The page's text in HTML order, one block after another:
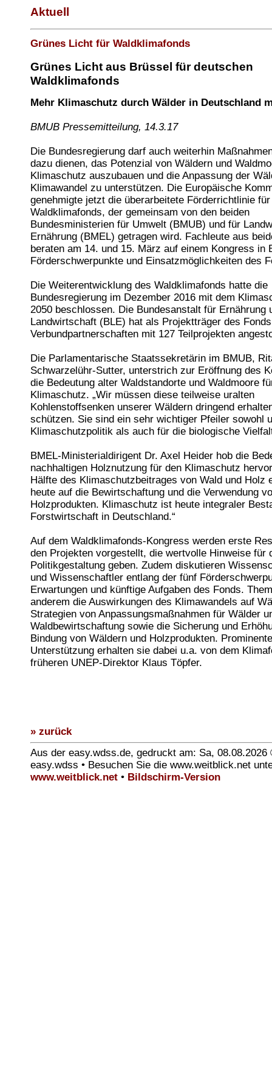
Aktuell
Grünes Licht für Waldklimafonds
Grünes Licht aus Brüssel für deutschen
Waldklimafonds
Mehr Klimaschutz durch Wälder in Deutschland
BMUB Pressemitteilung, 14.3.17
Die Bundesregierung darf auch weiterhin
dazu dienen, das Potenzial von Wäldern und
Klimaschutz auszubauen und die Anpassung der
Klimawandel zu unterstützen. Die Europäische
genehmigte jetzt die überarbeitete Förderrichtlinie für
Waldklimafonds, der gemeinsam von den beiden
Bundesministerien für Umwelt (BMUB) und für
Ernährung (BMEL) getragen wird. Fachleute aus
beraten am 14. und 15. März auf einem Kongress in
Förderschwerpunkte und Einsatzmöglichkeiten des
Die Weiterentwicklung des Waldklimafonds hatte die
Bundesregierung im Dezember 2016 mit dem
2050 beschlossen. Die Bundesanstalt für Ernährung
Landwirtschaft (BLE) hat als Projektträger des
Verbundpartnerschaften mit 127 Teilprojekten
Die Parlamentarische Staatssekretärin im BMUB,
Schwarzelühr-Sutter, unterstrich zur Eröffnung des
die Bedeutung alter Waldstandorte und Waldmoore
Klimaschutz. „Wir müssen diese teilweise uralten
Kohlenstoffsenken unserer Wäldern dringend
schützen. Sie sind ein sehr wichtiger Pfeiler sowohl
Klimaschutzpolitik als auch für die biologische
BMEL-Ministerialdirigent Dr. Axel Heider hob die
nachhaltigen Holznutzung für den Klimaschutz
Hälfte des Klimaschutzbeitrages von Wald und Holz
heute auf die Bewirtschaftung und die Verwendung
Holzprodukten. Klimaschutz ist heute integraler
Forstwirtschaft in Deutschland.“
Auf dem Waldklimafonds-Kongress werden erste
den Projekten vorgestellt, die wertvolle Hinweise für
Politikgestaltung geben. Zudem diskutieren
und Wissenschaftler entlang der fünf
Erwartungen und künftige Aufgaben des Fonds.
anderem die Auswirkungen des Klimawandels auf
Strategien von Anpassungsmaßnahmen für Wälder
Waldbewirtschaftung sowie die Sicherung und
Bindung von Wäldern und Holzprodukten. Prominente
Unterstützung erhalten sie dabei u.a. von dem
früheren UNEP-Direktor Klaus Töpfer.
» zurück
Aus der easy.wdss.de, gedruckt am: Sa, 08.08.2026
easy.wdss • Besuchen Sie die www.weitblick.net
www.weitblick.net • Bildschirm-Version